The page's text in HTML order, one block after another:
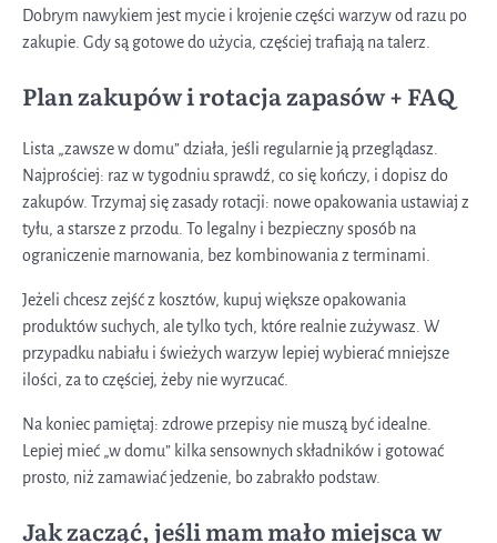
Dobrym nawykiem jest mycie i krojenie części warzyw od razu po
zakupie. Gdy są gotowe do użycia, częściej trafiają na talerz.
Plan zakupów i rotacja zapasów + FAQ
Lista „zawsze w domu” działa, jeśli regularnie ją przeglądasz.
Najprościej: raz w tygodniu sprawdź, co się kończy, i dopisz do
zakupów. Trzymaj się zasady rotacji: nowe opakowania ustawiaj z
tyłu, a starsze z przodu. To legalny i bezpieczny sposób na
ograniczenie marnowania, bez kombinowania z terminami.
Jeżeli chcesz zejść z kosztów, kupuj większe opakowania
produktów suchych, ale tylko tych, które realnie zużywasz. W
przypadku nabiału i świeżych warzyw lepiej wybierać mniejsze
ilości, za to częściej, żeby nie wyrzucać.
Na koniec pamiętaj: zdrowe przepisy nie muszą być idealne.
Lepiej mieć „w domu” kilka sensownych składników i gotować
prosto, niż zamawiać jedzenie, bo zabrakło podstaw.
Jak zacząć, jeśli mam mało miejsca w